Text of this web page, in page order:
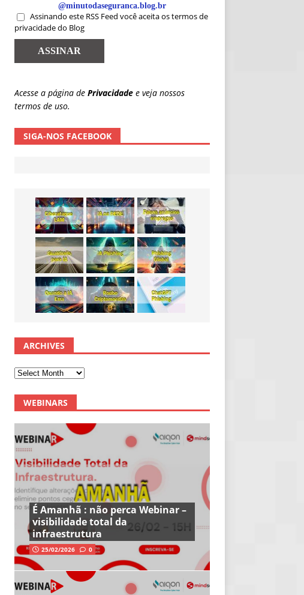
@minutodaseguranca.blog.br
Assinando este RSS Feed você aceita os termos de
privacidade do Blog
Acesse a página de Privacidade e veja nossos
termos de uso.
SIGA-NOS FACEBOOK
ARCHIVES
WEBINARS
É Amanhã : não perca Webinar –
visibilidade total da
infraestrutura
25/02/2026 0